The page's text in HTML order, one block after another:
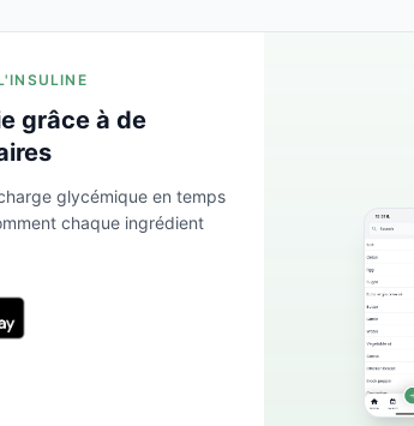
grâce à de
glycémique en temps
chaque ingrédient